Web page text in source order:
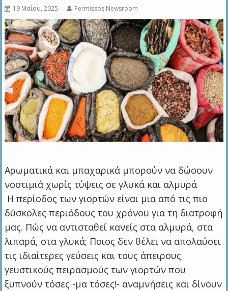
19 Μαΐου, 2025 Permissos Newsroom
Αρωματικά και μπαχαρικά μπορούν να δώσουν
νοστιμιά χωρίς τύψεις σε γλυκά και αλμυρά
Η περίοδος των γιορτών είναι μια από τις πιο
δύσκολες περιόδους του χρόνου για τη διατροφή
μας. Πώς να αντισταθεί κανείς στα αλμυρά, στα
λιπαρά, στα γλυκά; Ποιος δεν θέλει να απολαύσει
τις ιδιαίτερες γεύσεις και τους άπειρους
γευστικούς πειρασμούς των γιορτών που
ξυπνούν τόσες -μα τόσες!- αναμνήσεις και δίνουν